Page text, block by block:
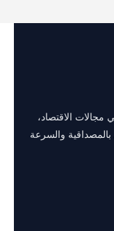
مجالات الاقتصاد،
بالمصداقية والسرعة